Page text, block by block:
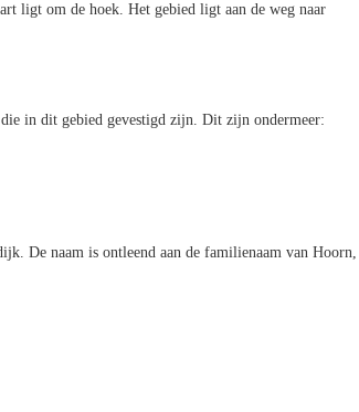
ligt om de hoek. Het gebied ligt aan de weg naar
in dit gebied gevestigd zijn. Dit zijn ondermeer:
De naam is ontleend aan de familienaam van Hoorn,